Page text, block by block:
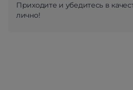
Приходите и убедитесь в
лично!